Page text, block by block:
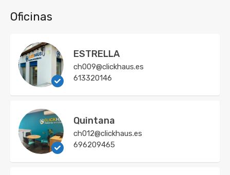
Oficinas
ESTRELLA
ch009@clickhaus.es
613320146
Quintana
ch012@clickhaus.es
696209465